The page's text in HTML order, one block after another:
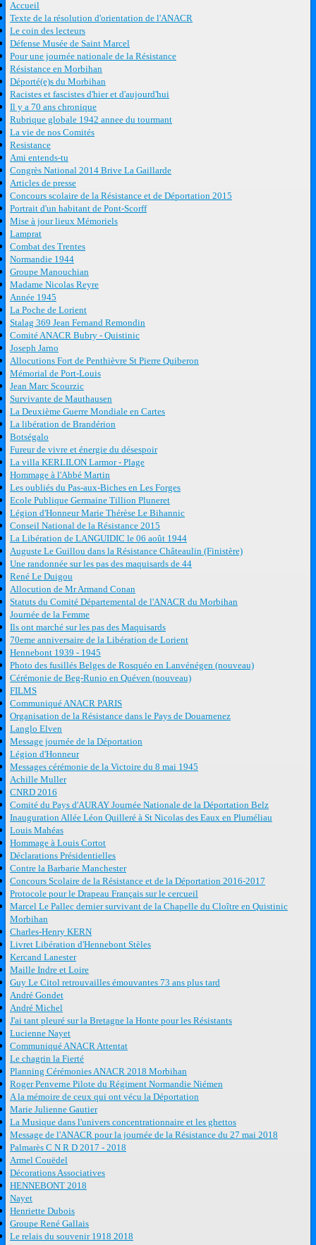
Accueil
Texte de la résolution d'orientation de l'ANACR
Le coin des lecteurs
Défense Musée de Saint Marcel
Pour une journée nationale de la Résistance
Résistance en Morbihan
Déporté(e)s du Morbihan
Racistes et fascistes d'hier et d'aujourd'hui
Il y a 70 ans chronique
Rubrique globale 1942 annee du tourmant
La vie de nos Comités
Resistance
Ami entends-tu
Congrès National 2014 Brive La Gaillarde
Articles de presse
Concours scolaire de la Résistance et de Déportation 2015
Portrait d'un habitant de Pont-Scorff
Mise à jour lieux Mémoriels
Lamprat
Combat des Trentes
Normandie 1944
Groupe Manouchian
Madame Nicolas Reyre
Année 1945
La Poche de Lorient
Stalag 369 Jean Fernand Remondin
Comité ANACR Bubry - Quistinic
Joseph Jarno
Allocutions Fort de Penthièvre St Pierre Quiberon
Mémorial de Port-Louis
Jean Marc Scourzic
Survivante de Mauthausen
La Deuxième Guerre Mondiale en Cartes
La libération de Brandérion
Botségalo
Fureur de vivre et énergie du désespoir
La villa KERLILON Larmor - Plage
Hommage à l'Abbé Martin
Les oubliés du Pas-aux-Biches en Les Forges
Ecole Publique Germaine Tillion Pluneret
Légion d'Honneur Marie Thérèse Le Bihannic
Conseil National de la Résistance 2015
La Libération de LANGUIDIC le 06 août 1944
Auguste Le Guillou dans la Résistance Châteaulin (Finistère)
Une randonnée sur les pas des maquisards de 44
René Le Duigou
Allocution de Mr Armand Conan
Statuts du Comité Départemental de l'ANACR du Morbihan
Journée de la Femme
Ils ont marché sur les pas des Maquisards
70eme anniversaire de la Libération de Lorient
Hennebont 1939 - 1945
Photo des fusillés Belges de Rosquéo en Lanvénégen (nouveau)
Cérémonie de Beg-Runio en Quéven (nouveau)
FILMS
Communiqué ANACR PARIS
Organisation de la Résistance dans le Pays de Douarnenez
Langlo Elven
Message journée de la Déportation
Légion d'Honneur
Messages cérémonie de la Victoire du 8 mai 1945
Achille Muller
CNRD 2016
Comité du Pays d'AURAY Journée Nationale de la Déportation Belz
Inauguration Allée Léon Quilleré à St Nicolas des Eaux en Pluméliau
Louis Mahéas
Hommage à Louis Cortot
Déclarations Présidentielles
Contre la Barbarie Manchester
Concours Scolaire de la Résistance et de la Déportation 2016-2017
Protocole pour le Drapeau Français sur le cercueil
Marcel Le Pallec dernier survivant de la Chapelle du Cloître en Quistinic
Morbihan
Charles-Henry KERN
Livret Libération d'Hennebont Stèles
Kercand Lanester
Maille Indre et Loire
Guy Le Citol retrouvailles émouvantes 73 ans plus tard
André Gondet
André Michel
J'ai tant pleuré sur la Bretagne la Honte pour les Résistants
Lucienne Nayet
Communiqué ANACR Attentat
Le chagrin la Fierté
Planning Cérémonies ANACR 2018 Morbihan
Roger Penverne Pilote du Régiment Normandie Niémen
A la mémoire de ceux qui ont vécu la Déportation
Marie Julienne Gautier
La Musique dans l'univers concentrationnaire et les ghettos
Message de l'ANACR pour la journée de la Résistance du 27 mai 2018
Palmarès C N R D 2017 - 2018
Armel Couëdel
Décorations Associatives
HENNEBONT 2018
Nayet
Henriette Dubois
Groupe René Gallais
Le relais du souvenir 1918 2018